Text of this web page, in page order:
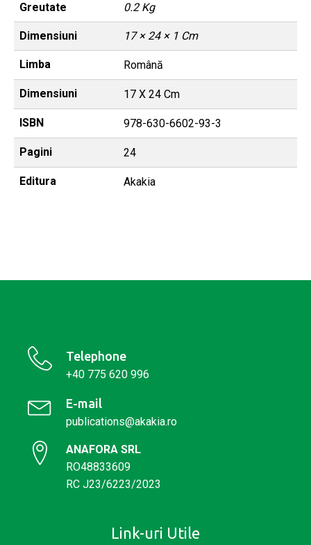
Greutate 0.2 Kg
Dimensiuni 17 × 24 × 1 Cm
Limba Română
Dimensiuni 17 X 24 Cm
ISBN 978-630-6602-93-3
Pagini 24
Editura Akakia
Telephone
+40 775 620 996
E-mail
publications@akakia.ro
ANAFORA SRL
RO48833609
RC J23/6223/2023
Link-uri Utile